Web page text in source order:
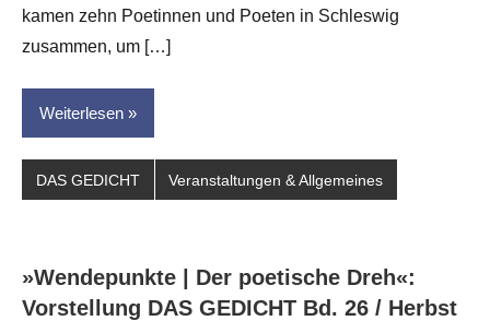
kamen zehn Poetinnen und Poeten in Schleswig
zusammen, um […]
Weiterlesen
DAS GEDICHT Veranstaltungen & Allgemeines
»Wendepunkte | Der poetische Dreh«:
Vorstellung DAS GEDICHT Bd. 26 / Herbst